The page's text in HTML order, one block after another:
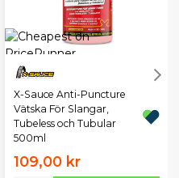
X-Sauce Anti-Puncture
Vätska För Slangar,
Tubeless och Tubular
500ml
109,00 kr